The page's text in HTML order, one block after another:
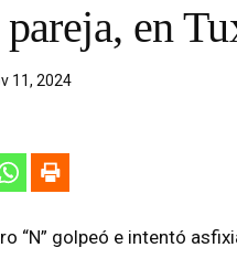
en
11, 2024
“N” golpeó e intentó